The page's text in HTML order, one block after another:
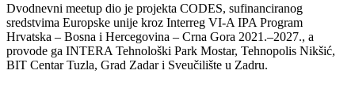
Dvodnevni meetup dio je projekta CODES, sufinanciranog
sredstvima Europske unije kroz Interreg VI-A IPA Program
Hrvatska – Bosna i Hercegovina – Crna Gora 2021.–2027., a
provode ga INTERA Tehnološki Park Mostar, Tehnopolis Nikšić,
BIT Centar Tuzla, Grad Zadar i Sveučilište u Zadru.